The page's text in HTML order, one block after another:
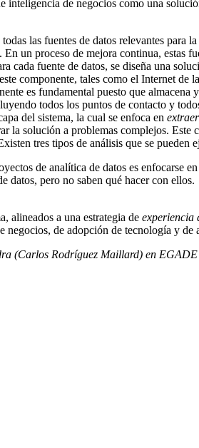
inteligencia de negocios como una
las fuentes de datos relevantes
un proceso de mejora continua, estas
cada fuente de datos, se diseña una
componente, tales como el Internet
es fundamental puesto que
todos los puntos de contacto y
del sistema, la cual se enfoca en extraer
la solución a problemas complejos.
tres tipos de análisis que se pueden
de analítica de datos es enfocarse
pero no saben qué hacer con
alineados a una estrategia de experiencia
de adopción de tecnología y de
(Carlos Rodríguez Maillard) en EGADE